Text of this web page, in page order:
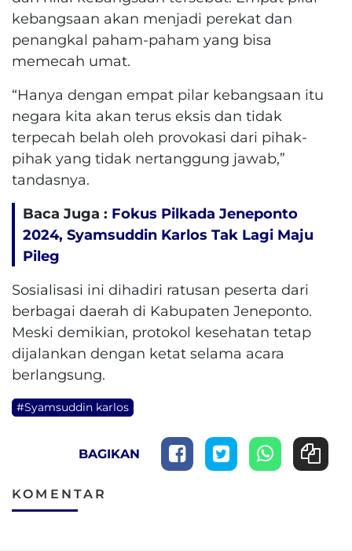
kebangsaan akan menjadi perekat dan
penangkal paham-paham yang bisa
memecah umat.
“Hanya dengan empat pilar kebangsaan itu
negara kita akan terus eksis dan tidak
terpecah belah oleh provokasi dari pihak-
pihak yang tidak nertanggung jawab,”
tandasnya.
Baca Juga : Fokus Pilkada Jeneponto
2024, Syamsuddin Karlos Tak Lagi Maju
Pileg
Sosialisasi ini dihadiri ratusan peserta dari
berbagai daerah di Kabupaten Jeneponto.
Meski demikian, protokol kesehatan tetap
dijalankan dengan ketat selama acara
berlangsung.
#Syamsuddin karlos
BAGIKAN
KOMENTAR